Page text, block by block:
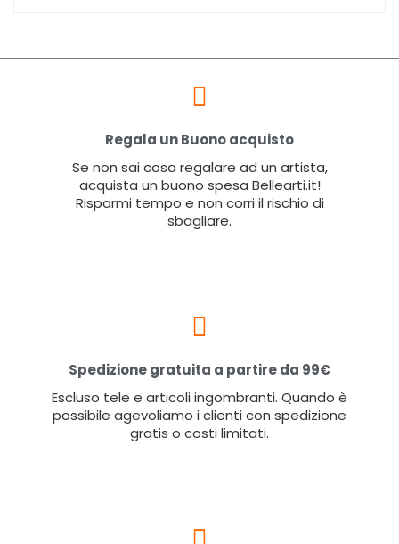
Regala un Buono acquisto
Se non sai cosa regalare ad un artista,
acquista un buono spesa Bellearti.it!
Risparmi tempo e non corri il rischio di
sbagliare.
Spedizione gratuita a partire da 99€
Escluso tele e articoli ingombranti. Quando è
possibile agevoliamo i clienti con spedizione
gratis o costi limitati.